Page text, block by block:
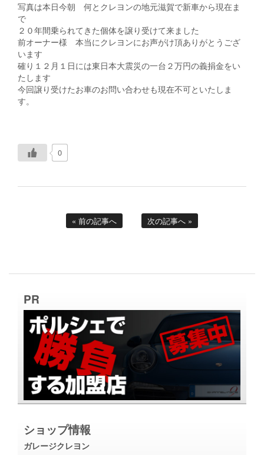
写真は本日今朝 何とクレヨンの地元滋賀で新車から現在ま
で
２０年間乗られてきた個体を譲り受けて来ました
前オーナー様 本当にクレヨンにお声がけ頂ありがとうござ
います
確り１２月１日には東日本大震災の一台２万円の義捐金をい
たします
今回譲り受けたお車のお問い合わせも現在不可といたしま
す。
0
« 前の記事へ 次の記事へ »
PR
ショップ情報
ガレージクレヨン